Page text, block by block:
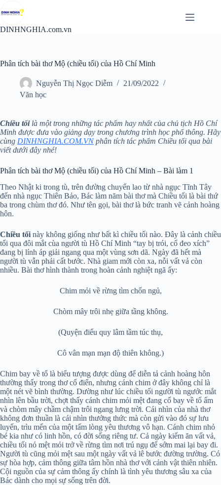
đến
nội
DINHNGHIA.com.vn
Phân tích bài thơ Mộ (chiều tối) của Hồ Chí Minh
Nguyễn Thị Ngọc Diễm
21/09/2022
Văn học
Chiều tốilà một trong những tác phẩm hay nhất của chủ tịch Hồ Chí
Minh được đưa vào giảng dạy trong chương trình học phổ thông. Hãy
cùng DINHNGHIA.COM.VNphân tích tác phẩm Chiều tối qua bài
viết dưới đây nhé!
Phân tích bài thơ Mộ (chiều tối) của Hồ Chí Minh – Bài làm 1
Theo Nhật ki trong tù, trên đường chuyển lao từ nhà ngục Tĩnh Tây
đến nhà ngục Thiên Bảo, Bác làm năm bài thơ mà Chiều tối là bài thứ
ba trong chùm thơ đó. Như tên gọi, bài thơ là bức tranh vẽ cảnh hoàng
hôn.
Chiều tối này không giống như bất kì chiều tối nào. Đây là cảnh chiều
tối qua đôi mắt cùa người tù Hồ Chí Minh “tay bị trói, cổ đeo xích”
đang bị lính áp giải ngang qua một vùng sơn dã. Ngày đã hết mà
người tù vẫn phải cất bước. Nhà giam mới còn xa, nỗi vất vả còn
nhiều. Bài thơ hình thành trong hoàn cảnh nghiệt ngã ấy:
Chim mỏi về rừng tìm chốn ngủ,
Chòm mây trôi nhẹ giữa tầng không.
(Quyện điểu quy lâm tầm túc thụ,
Cô vân mạn mạn độ thiên không.)
Chim bay về tổ là biểu tượng được dùng để diễn tả cảnh hoàng hôn
thường thấy trong thơ cổ điển, nhưng cánh chim ở đây không chỉ là
một nét vẽ bình thường. Dường như lúc chiều tối người tù ngước mắt
nhìn lên bầu trời, chợt thấy cánh chim mỏi mệt đang cố bay về tổ ấm
và chòm mây chầm chậm trôi ngang lưng trời. Cái nhìn của nhà thơ
không đơn thuần là cái nhìn thưởng thức mà còn gửi vào đó sự lưu
luyến, trìu mến của một tấm lòng yêu thương vô hạn. Cánh chim nhỏ
bé kia như có linh hồn, có đời sống riêng tư. Cả ngày kiếm ăn vất vả,
chiều tối nó mệt mỏi trở về rừng tìm nơi trú ngụ để sớm mai lại bay đi.
Người tù cũng mỏi mệt sau một ngày vất vả lê bước đường trường. Có
sự hòa hợp, cảm thông giữa tâm hồn nhà thơ với cảnh vật thiên nhiên.
Cội nguồn của sự cảm thông ấy chính là tình yêu thương sâu xa của
Bác dành cho mọi sự sống trên đời.